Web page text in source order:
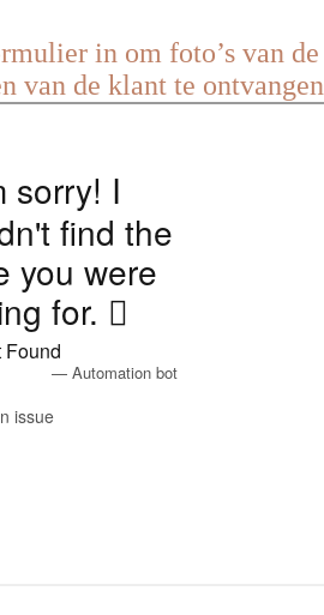
in om foto’s van de
van de klant te ontvangen